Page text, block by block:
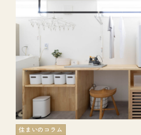
住まいのコラム